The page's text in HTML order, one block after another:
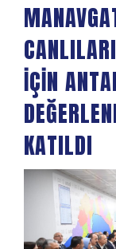
İÇİN
KATILDI